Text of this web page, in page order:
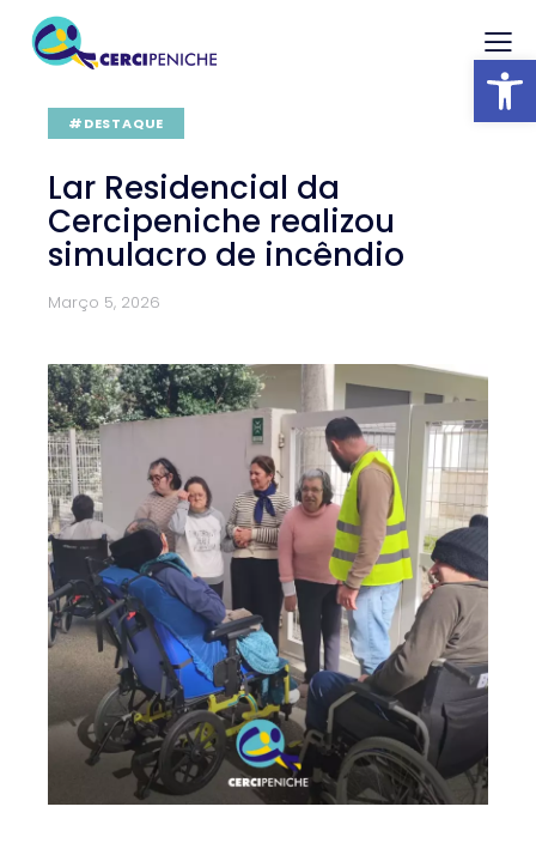
Abrir barra
#DESTAQUE
Lar Residencial da
Cercipeniche realizou
simulacro de incêndio
Março 5, 2026